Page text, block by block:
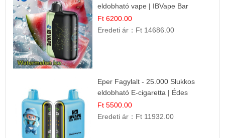
eldobható vape | IBVape Bar
Frissítő Nyári Íz
Ft 6200.00
Eredeti ár： Ft 14686.00
Eper Fagylalt - 25.000 Slukkos
eldobható E-cigaretta | Édes
Desszert Íz
Ft 5500.00
Eredeti ár： Ft 11932.00